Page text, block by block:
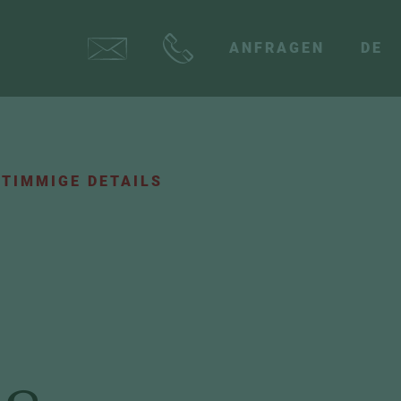
ANFRAGEN DE
DETAILS